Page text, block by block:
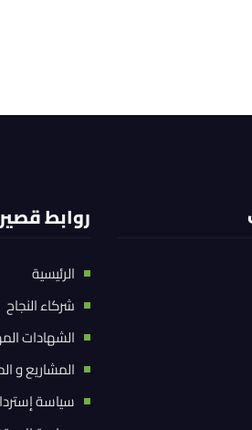
روابط
الرئيسية
شركاء النجاح
الشهادات
المشاريع و
سياسة